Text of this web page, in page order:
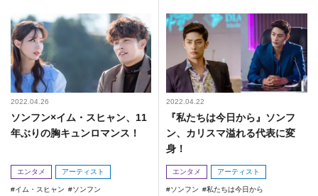
2022.04.26
ソンフン×イム・スヒャン、11
年ぶりの胸キュンロマンス！
エンタメ アーティスト
イム・スヒャン
ソンフン
2022.04.22
『私たちは今日から』ソンフ
ン、カリスマ溢れる代表に変
身！
エンタメ アーティスト
ソンフン 私たちは今日から